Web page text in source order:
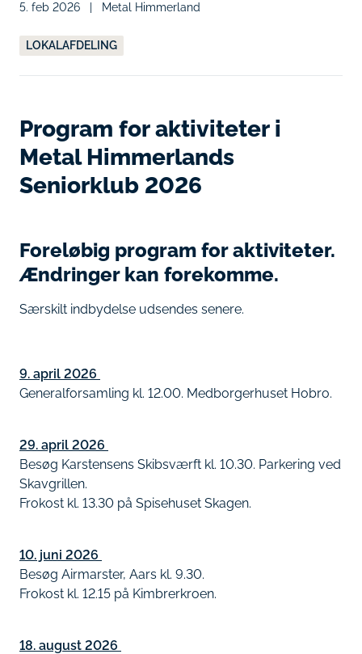
5. feb 2026 Metal Himmerland
LOKALAFDELING
Program for aktiviteter i
Metal Himmerlands
Seniorklub 2026
Foreløbig program for aktiviteter.
Ændringer kan forekomme.
Særskilt indbydelse udsendes senere.
9. april 2026
Generalforsamling kl. 12.00. Medborgerhuset Hobro.
29. april 2026
Besøg Karstensens Skibsværft kl. 10.30. Parkering ved
Skavgrillen.
Frokost kl. 13.30 på Spisehuset Skagen.
10. juni 2026
Besøg Airmarster, Aars kl. 9.30.
Frokost kl. 12.15 på Kimbrerkroen.
18. august 2026